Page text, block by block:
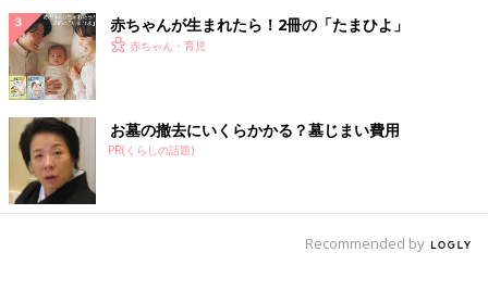
赤ちゃんが生まれたら！2冊の「たまひよ」
赤ちゃん・育児
お墓の撤去にいくらかかる？墓じまい費用
PR(くらしの話題)
Recommended by